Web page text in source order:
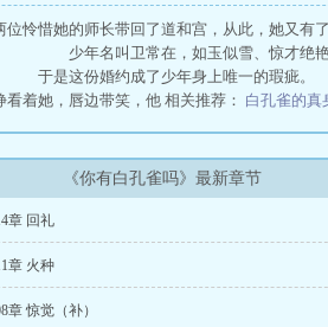
位怜惜她的师长带回了道和宫，从此，她又
少年名叫卫常在，如玉似雪、惊才绝艳
于是这份婚约成了少年身上唯一的瑕疵
着她，唇边带笑，他 相关推荐： 白孔雀的真
说分卷阅读 你有白孔雀吗欠金三两小说全文阅
你有白孔雀吗百度网盘提取码 你有白孔雀吗
白孔雀吗无防盗阅读
是谁 有白色的孔雀么 你有白孔雀吗完整版免
白孔雀 有纯白色
上有多少只 白孔雀有多少只? 你有没有孔雀
白孔雀吗?
《你有白孔雀吗》最新章节
章 回礼
章 火种
章 惊觉（补）